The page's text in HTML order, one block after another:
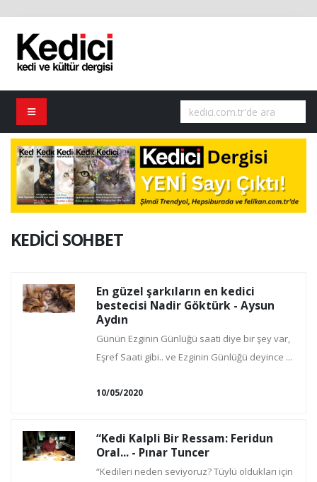
KEDİCİ SOHBET
En güzel şarkıların en kedici
bestecisi Nadir Göktürk - Aysun
Aydın
Günün Ezginin Günlüğü saati diye bir şey var,
Eşref Saati gibi.. ve Ezginin Günlüğü deyince ...
10/05/2020
“Kedi Kalpli Bir Ressam: Feridun
Oral... - Pınar Tuncer
“Kedileri neden seviyoruz? Tüylü oldukları için